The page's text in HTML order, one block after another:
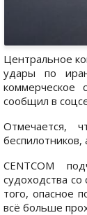
Центральное
удары по
коммерческое
сообщил в
Отмечается,
CENTCOM
судоходства
того, опасное
всё больше